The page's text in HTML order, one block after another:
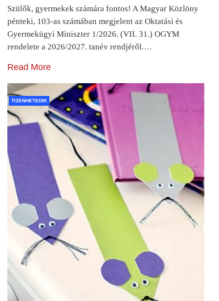
Szülők, gyermekek számára fontos! A Magyar Közlöny
pénteki, 103-as számában megjelent az Oktatási és
Gyermekügyi Miniszter 1/2026. (VII. 31.) OGYM
rendelete a 2026/2027. tanév rendjéről.…
Read More
TIZENHETEDIK